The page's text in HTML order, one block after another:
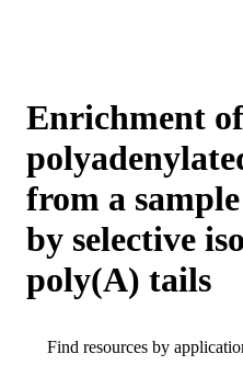
Enrichment of
from a
by selective
poly(A) tails
Search